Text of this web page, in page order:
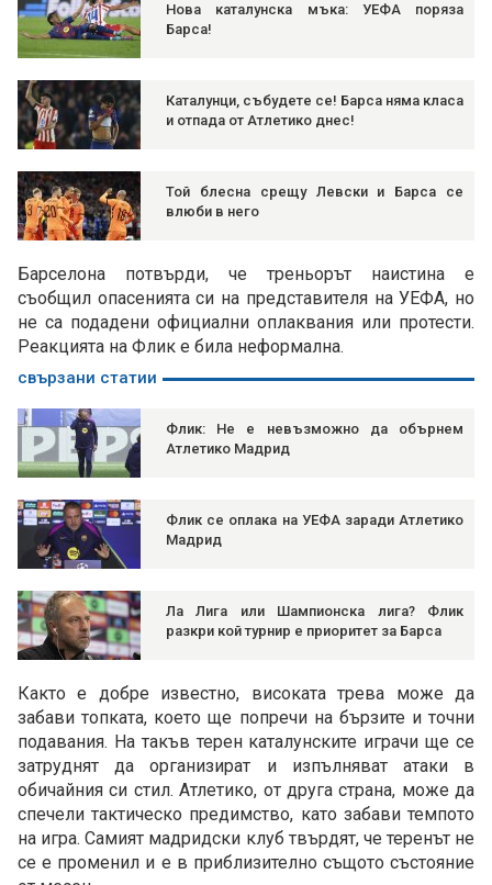
Нова каталунска мъка: УЕФА поряза
Барса!
Каталунци, събудете се! Барса няма класа
и отпада от Атлетико днес!
Той блесна срещу Левски и Барса се
влюби в него
Барселона потвърди, че треньорът наистина е
съобщил опасенията си на представителя на УЕФА, но
не са подадени официални оплаквания или протести.
Реакцията на Флик е била неформална.
свързани статии
Флик: Не е невъзможно да обърнем
Атлетико Мадрид
Флик се оплака на УЕФА заради Атлетико
Мадрид
Ла Лига или Шампионска лига? Флик
разкри кой турнир е приоритет за Барса
Както е добре известно, високата трева може да
забави топката, което ще попречи на бързите и точни
подавания. На такъв терен каталунските играчи ще се
затруднят да организират и изпълняват атаки в
обичайния си стил. Атлетико, от друга страна, може да
спечели тактическо предимство, като забави темпото
на игра. Самият мадридски клуб твърдят, че теренът не
се е променил и е в приблизително същото състояние